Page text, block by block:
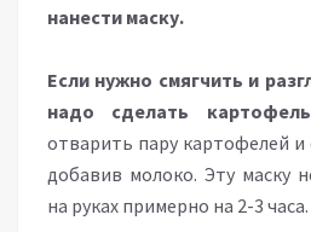
нанести маску.
Если нужно смягчить и
надо сделать
отварить пару картофелей и
добавив молоко. Эту маску
на руках примерно на 2-3 часа.